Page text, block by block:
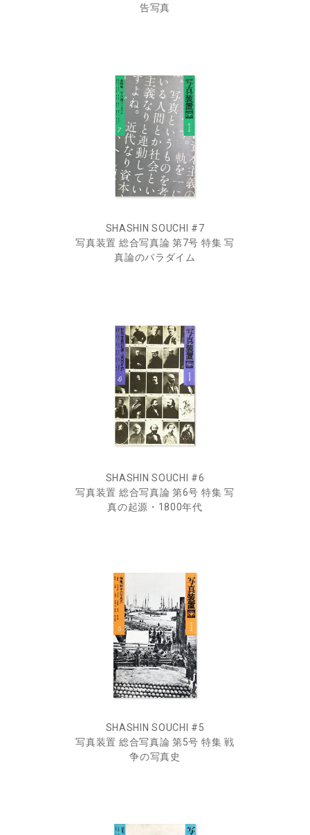
告写真
SHASHIN SOUCHI #7
写真装置 総合写真論 第7号 特集 写
真論のパラダイム
SHASHIN SOUCHI #6
写真装置 総合写真論 第6号 特集 写
真の起源・1800年代
SHASHIN SOUCHI #5
写真装置 総合写真論 第5号 特集 戦
争の写真史